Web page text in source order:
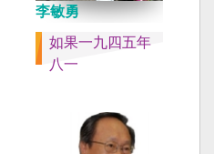
李敏勇
如果一九四五年
八一